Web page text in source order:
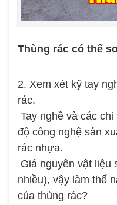
Thùng rác có thể
2. Xem xét kỹ tay
rác.
Tay nghề và các
độ công nghệ sản
rác nhựa.
Giá nguyên vật liệu
nhiều), vậy làm thế
của thùng rác?